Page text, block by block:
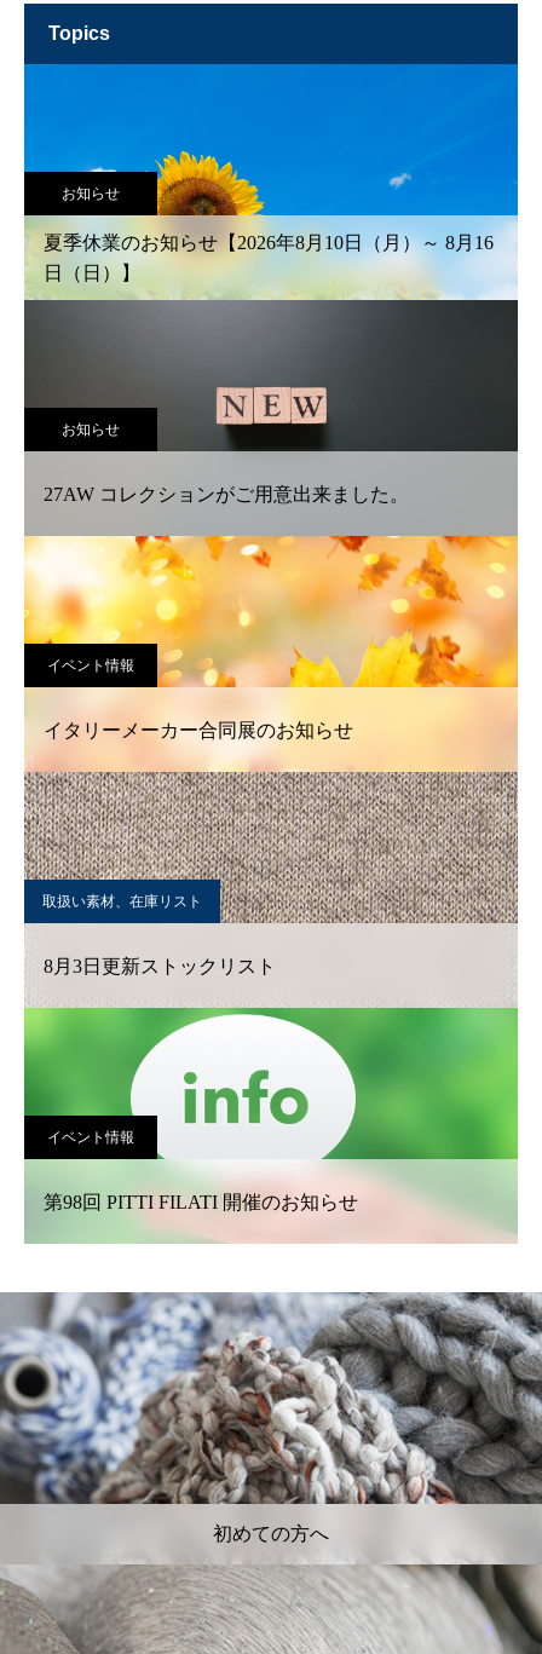
topics
お知らせ
夏季休業のお知らせ【2026年8月10日（月）～ 8月16
日（日）】
お知らせ
27AW コレクションがご用意出来ました。
イベント情報
イタリーメーカー合同展のお知らせ
取扱い素材、在庫リスト
8月3日更新ストックリスト
イベント情報
第98回 PITTI FILATI 開催のお知らせ
初めての方へ